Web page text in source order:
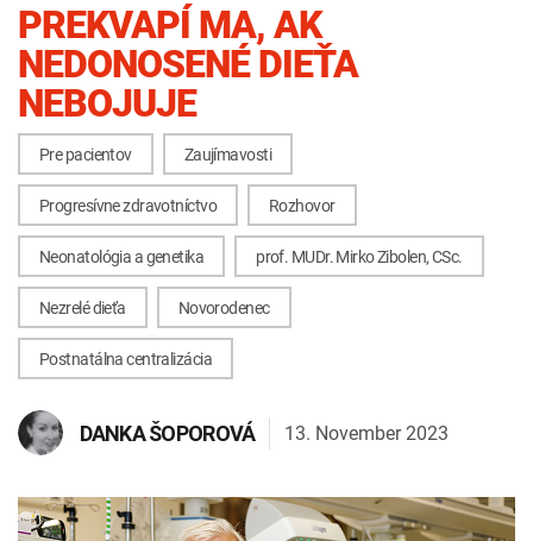
Genetika Covid-19 Žiadanky a tlačivá
Výsledky vyšetrení Kortizol Odberová príručka
INTOLERANCIA POTRAVÍN Lymská borelióza
Human papillomavirus (HPV)
PREKVAPÍ MA, AK
NEDONOSENÉ DIEŤA
NEBOJUJE
Pre pacientov Zaujímavosti
Progresívne zdravotníctvo Rozhovor
Neonatológia a genetika prof. MUDr. Mirko Zibolen, CSc.
Nezrelé dieťa Novorodenec
Postnatálna centralizácia
DANKA ŠOPOROVÁ 13. November 2023